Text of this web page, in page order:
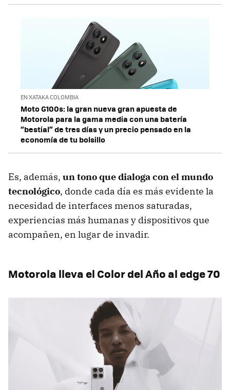
EN XATAKA COLOMBIA
Moto G100s: la gran nueva gran apuesta de
Motorola para la gama media con una batería
“bestial” de tres días y un precio pensado en la
economía de tu bolsillo
Es, además, un tono que dialoga con el mundo
tecnológico, donde cada día es más evidente la
necesidad de interfaces menos saturadas,
experiencias más humanas y dispositivos que
acompañen, en lugar de invadir.
Motorola lleva el Color del Año al edge 70